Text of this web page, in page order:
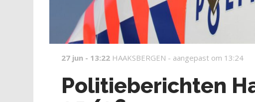
27 jun - 13:22 HAAKSBERGEN - aangepast om 13:24
Politieberichten